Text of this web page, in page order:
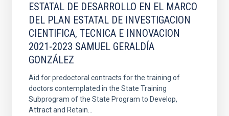
ESTATAL DE DESARROLLO EN EL MARCO
DEL PLAN ESTATAL DE INVESTIGACION
CIENTIFICA, TECNICA E INNOVACION
2021-2023 SAMUEL GERALDÍA
GONZÁLEZ
Aid for predoctoral contracts for the training of
doctors contemplated in the State Training
Subprogram of the State Program to Develop,
Attract and Retain...